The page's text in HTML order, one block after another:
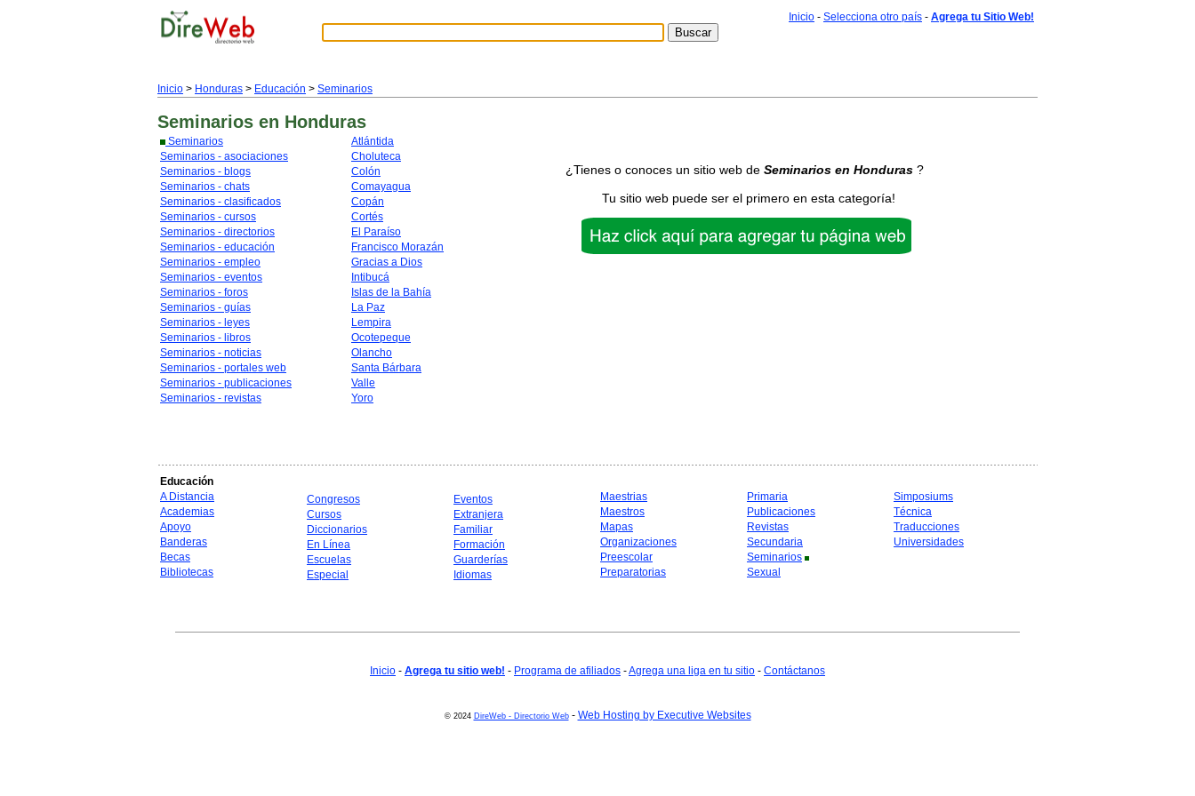
Inicio - Selecciona otro país - Agrega tu Sitio Web!
Inicio > Honduras > Educación > Seminarios
Seminarios en Honduras
Seminarios
Seminarios - asociaciones
Seminarios - blogs
Seminarios - chats
Seminarios - clasificados
Seminarios - cursos
Seminarios - directorios
Seminarios - educación
Seminarios - empleo
Seminarios - eventos
Seminarios - foros
Seminarios - guías
Seminarios - leyes
Seminarios - libros
Seminarios - noticias
Seminarios - portales web
Seminarios - publicaciones
Seminarios - revistas
Atlántida
Choluteca
Colón
Comayagua
Copán
Cortés
El Paraíso
Francisco Morazán
Gracias a Dios
Intibucá
Islas de la Bahía
La Paz
Lempira
Ocotepeque
Olancho
Santa Bárbara
Valle
Yoro
¿Tienes o conoces un sitio web de Seminarios en Honduras ?
Tu sitio web puede ser el primero en esta categoría!
Educación
A Distancia
Academias
Apoyo
Banderas
Becas
Bibliotecas
Congresos
Cursos
Diccionarios
En Línea
Escuelas
Especial
Eventos
Extranjera
Familiar
Formación
Guarderías
Idiomas
Maestrias
Maestros
Mapas
Organizaciones
Preescolar
Preparatorias
Primaria
Publicaciones
Revistas
Secundaria
Seminarios
Sexual
Simposiums
Técnica
Traducciones
Universidades
Inicio - Agrega tu sitio web! - Programa de afiliados -Agrega una liga en tu sitio - Contáctanos
© 2024 DireWeb - Directorio Web- Web Hosting by Executive Websites